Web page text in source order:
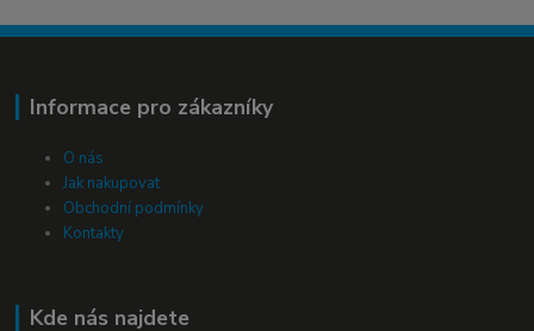
Informace pro zákazníky
O nás
Jak nakupovat
Obchodní podmínky
Kontakty
Kde nás najdete